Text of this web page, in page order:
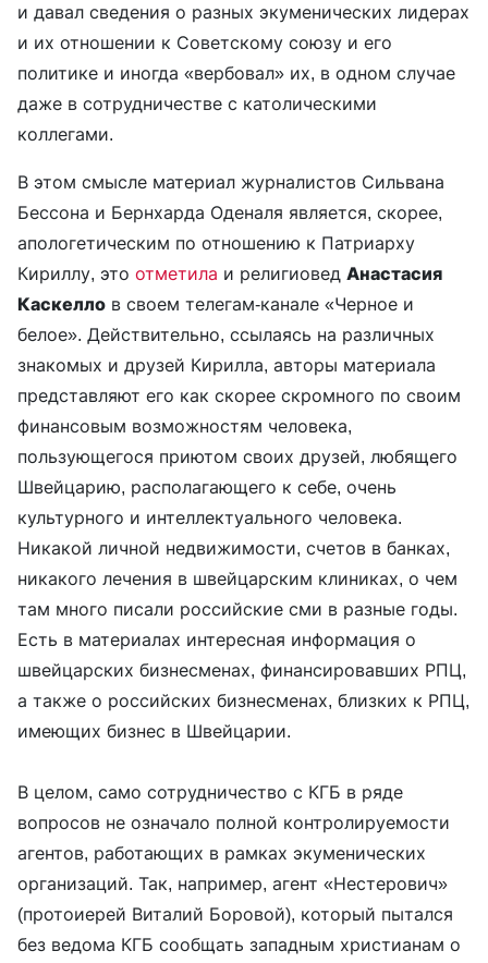
и давал сведения о разных экуменических лидерах
и их отношении к Советскому союзу и его
политике и иногда «вербовал» их, в одном случае
даже в сотрудничестве с католическими
коллегами.
В этом смысле материал журналистов Сильвана
Бессона и Бернхарда Оденаля является, скорее,
апологетическим по отношению к Патриарху
Кириллу, это отметила и религиовед Анастасия
Каскелло в своем телегам-канале «Черное и
белое». Действительно, ссылаясь на различных
знакомых и друзей Кирилла, авторы материала
представляют его как скорее скромного по своим
финансовым возможностям человека,
пользующегося приютом своих друзей, любящего
Швейцарию, располагающего к себе, очень
культурного и интеллектуального человека.
Никакой личной недвижимости, счетов в банках,
никакого лечения в швейцарским клиниках, о чем
там много писали российские сми в разные годы.
Есть в материалах интересная информация о
швейцарских бизнесменах, финансировавших РПЦ,
а также о российских бизнесменах, близких к РПЦ,
имеющих бизнес в Швейцарии.
В целом, само сотрудничество с КГБ в ряде
вопросов не означало полной контролируемости
агентов, работающих в рамках экуменических
организаций. Так, например, агент «Нестерович»
(протоиерей Виталий Боровой), который пытался
без ведома КГБ сообщать западным христианам о